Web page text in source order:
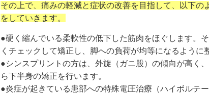
その上で、痛みの軽減と症状の改善を目指して、以下の
をしていきます。
●硬く縮んでいる柔軟性の低下した筋肉をほぐします。
くチェックして矯正し、脚への負荷が均等になるように
●シンスプリントの方は、外旋（ガニ股）の傾向が高く
ら下半身の矯正を行います。
●炎症が起きている患部への特殊電圧治療（ハイボルテー